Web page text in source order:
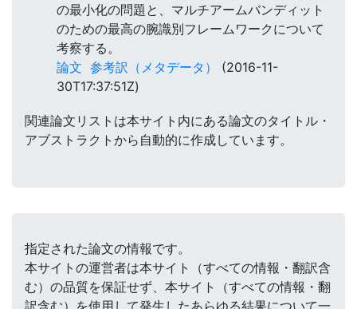
の最小化の問題と、マルチアームバンディット
のための最高の腕識別フレームワークについて
考察する。
論文 参考訳（メタデータ）
(2016-11-
30T17:37:51Z)
関連論文リストは本サイト内にある論文のタイトル・
アブストラクトから自動的に作成しています。
指定された論文の情報です。
本サイトの運営者は本サイト（すべての情報・翻訳含
む）の品質を保証せず、本サイト（すべての情報・翻